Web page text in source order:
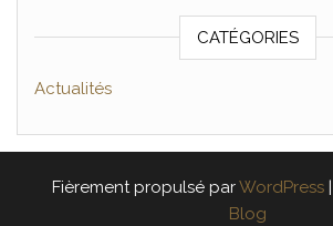
CATÉGORIES
Actualités
Fièrement propulsé parWordPress
Blog